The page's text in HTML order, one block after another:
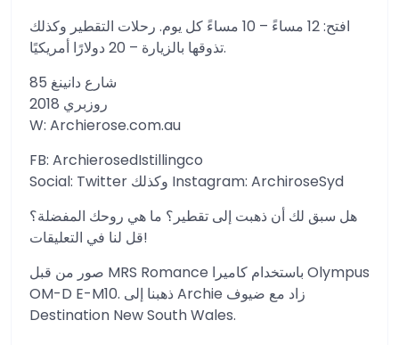
افتح: 12 مساءً – 10 مساءً كل يوم. رحلات التقطير وكذلك
تذوقها بالزيارة – 20 دولارًا أمريكيًا.
85 شارع دانينغ
روزبري 2018
W: Archierose.com.au
FB: ArchierosedIstillingco
Social: Twitter وكذلك Instagram: ArchiroseSyd
هل سبق لك أن ذهبت إلى تقطير؟ ما هي روحك المفضلة؟
قل لنا في التعليقات!
صور من قبل MRS Romance باستخدام كاميرا Olympus
OM-D E-M10. ذهبنا إلى Archie زاد مع ضيوف
Destination New South Wales.